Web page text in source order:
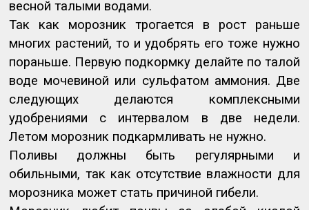
весной талыми водами.
Так как морозник трогается в рост раньше
многих растений, то и удобрять его тоже нужно
пораньше. Первую подкормку делайте по талой
воде мочевиной или сульфатом аммония. Две
следующих делаются комплексными
удобрениями с интервалом в две недели.
Летом морозник подкармливать не нужно.
Поливы должны быть регулярными и
обильными, так как отсутствие влажности для
морозника может стать причиной гибели.